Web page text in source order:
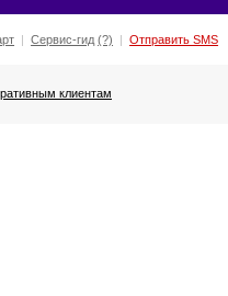
|Сервис-гид (?) |Отправить SMS
клиентам